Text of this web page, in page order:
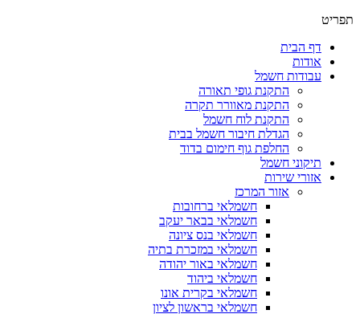
תפריט
דף הבית
אודות
עבודות חשמל
התקנת גופי תאורה
התקנת מאוורר תקרה
התקנת לוח חשמל
הגדלת חיבור חשמל בבית
החלפת גוף חימום בדוד
תיקוני חשמל
אזורי שירות
אזור המרכז
חשמלאי ברחובות
חשמלאי בבאר יעקב
חשמלאי בנס ציונה
חשמלאי במזכרת בתיה
חשמלאי באור יהודה
חשמלאי ביהוד
חשמלאי בקרית אונו
חשמלאי בראשון לציון